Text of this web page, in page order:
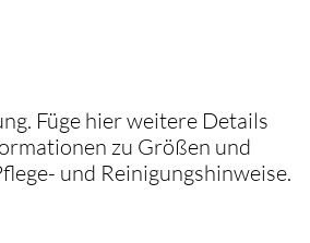
Füge hier weitere Details
zu Größen und
und Reinigungshinweise.